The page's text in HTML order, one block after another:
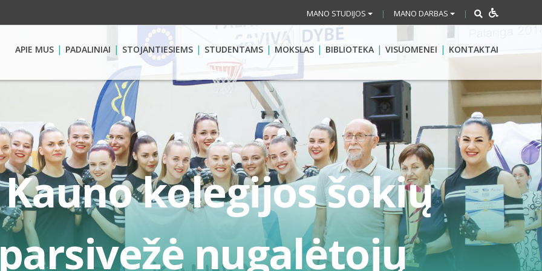
MANO STUDIJOS | MANO DARBAS |
APIE MUS PADALINIAI STOJANTIESIEMS STUDENTAMS MOKSLAS BIBLIOTEKA VISUOMENEI KONTAKTAI
kolegijos šokių
nugalėtojų